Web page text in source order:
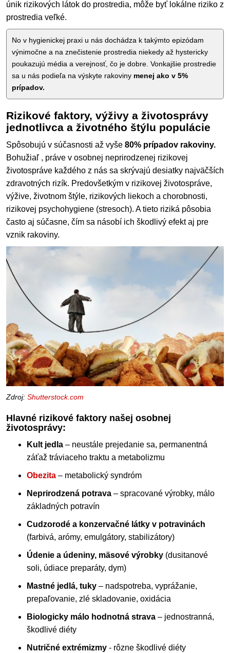
únik rizikových látok do prostredia, môže byť lokálne riziko z
prostredia veľké.
No v hygienickej praxi u nás dochádza k takýmto epizódam
výnimočne a na znečistenie prostredia niekedy až hystericky
poukazujú média a verejnosť, čo je dobre. Vonkajšie prostredie
sa u nás podieľa na výskyte rakoviny menej ako v 5%
prípadov.
Rizikové faktory, výživy a životosprávy
jednotlivca a životného štýlu populácie
Spôsobujú v súčasnosti až vyše 80% prípadov rakoviny.
Bohužiaľ , práve v osobnej neprirodzenej rizikovej
životospráve každého z nás sa skrývajú desiatky najväčších
zdravotných rizík. Predovšetkým v rizikovej životospráve,
výžive, životnom štýle, rizikových liekoch a chorobnosti,
rizikovej psychohygiene (stresoch). A tieto riziká pôsobia
často aj súčasne, čím sa násobí ich škodlivý efekt aj pre
vznik rakoviny.
Zdroj: Shutterstock.com
Hlavné rizikové faktory našej osobnej
životosprávy:
Kult jedla – neustále prejedanie sa, permanentná
záťaž tráviaceho traktu a metabolizmu
Obezita – metabolický syndróm
Neprirodzená potrava – spracované výrobky, málo
základných potravín
Cudzorodé a konzervačné látky v potravinách
(farbivá, arómy, emulgátory, stabilizátory)
Údenie a údeniny, mäsové výrobky (dusitanové
soli, údiace preparáty, dym)
Mastné jedlá, tuky – nadspotreba, vyprážanie,
prepaľovanie, zlé skladovanie, oxidácia
Biologicky málo hodnotná strava – jednostranná,
škodlivé diéty
Nutričné extrémizmy - rôzne škodlivé diéty